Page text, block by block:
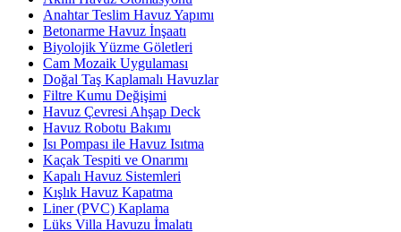
Anahtar Teslim Havuz Yapımı
Betonarme Havuz İnşaatı
Biyolojik Yüzme Göletleri
Cam Mozaik Uygulaması
Doğal Taş Kaplamalı Havuzlar
Filtre Kumu Değişimi
Havuz Çevresi Ahşap Deck
Havuz Robotu Bakımı
Isı Pompası ile Havuz Isıtma
Kaçak Tespiti ve Onarımı
Kapalı Havuz Sistemleri
Kışlık Havuz Kapatma
Liner (PVC) Kaplama
Lüks Villa Havuzu İmalatı